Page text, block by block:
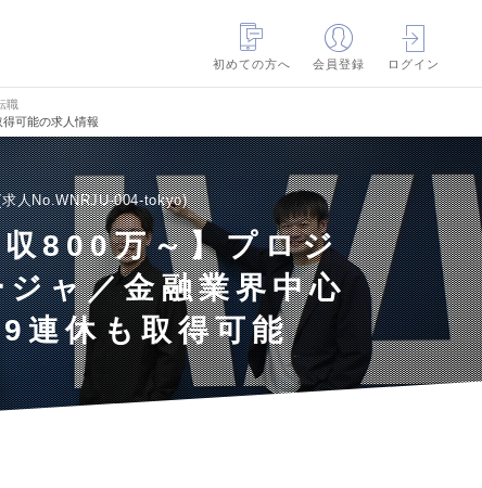
初めての方へ
会員登録 ログイン
職
可能の求人情報
求人No.WNRJU-004-tokyo
800万～】プロジ
ャ／金融業界中心
連休も取得可能